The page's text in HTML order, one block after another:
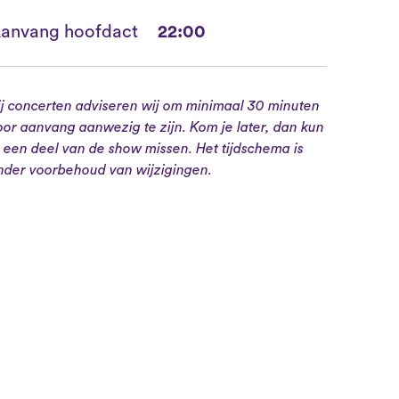
hoofdact 22:00
concerten adviseren wij om minimaal 30 minuten
aanvang aanwezig te zijn. Kom je later, dan kun
een deel van de show missen. Het tijdschema is
voorbehoud van wijzigingen.